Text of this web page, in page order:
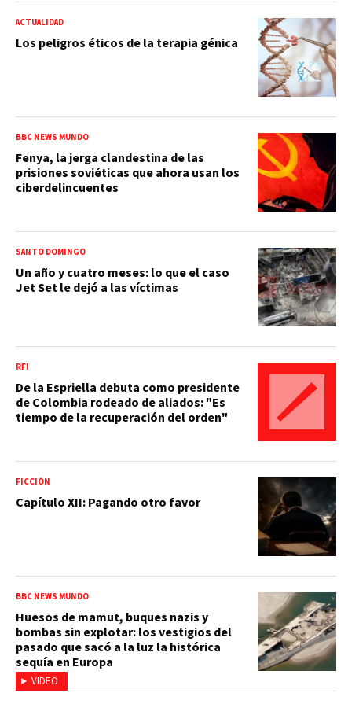
ACTUALIDAD
Los peligros éticos de la terapia génica
BBC NEWS MUNDO
Fenya, la jerga clandestina de las
prisiones soviéticas que ahora usan los
ciberdelincuentes
SANTO DOMINGO
Un año y cuatro meses: lo que el caso
Jet Set le dejó a las víctimas
RFI
De la Espriella debuta como presidente
de Colombia rodeado de aliados: "Es
tiempo de la recuperación del orden"
FICCIÓN
Capítulo XII: Pagando otro favor
VIDEO
BBC NEWS MUNDO
Huesos de mamut, buques nazis y
bombas sin explotar: los vestigios del
pasado que sacó a la luz la histórica
sequía en Europa